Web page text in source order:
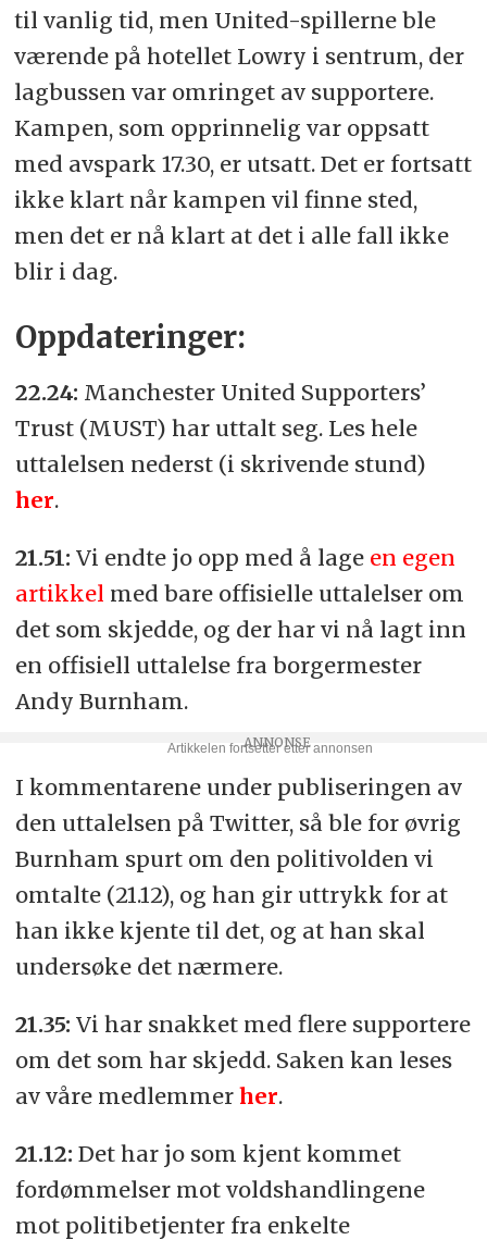
til vanlig tid, men United-spillerne ble
værende på hotellet Lowry i sentrum, der
lagbussen var omringet av supportere.
Kampen, som opprinnelig var oppsatt
med avspark 17.30, er utsatt. Det er fortsatt
ikke klart når kampen vil finne sted,
men det er nå klart at det i alle fall ikke
blir i dag.
Oppdateringer:
22.24: Manchester United Supporters’
Trust (MUST) har uttalt seg. Les hele
uttalelsen nederst (i skrivende stund)
her.
21.51: Vi endte jo opp med å lage en egen
artikkel med bare offisielle uttalelser om
det som skjedde, og der har vi nå lagt inn
en offisiell uttalelse fra borgermester
Andy Burnham.
I kommentarene under publiseringen av
den uttalelsen på Twitter, så ble for øvrig
Burnham spurt om den politivolden vi
omtalte (21.12), og han gir uttrykk for at
han ikke kjente til det, og at han skal
undersøke det nærmere.
21.35: Vi har snakket med flere supportere
om det som har skjedd. Saken kan leses
av våre medlemmer her.
21.12: Det har jo som kjent kommet
fordømmelser mot voldshandlingene
mot politibetjenter fra enkelte